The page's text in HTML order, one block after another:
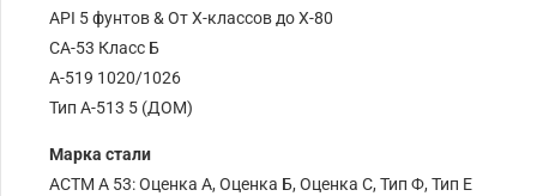
API 5 фунтов & От X-классов до X-80
СА-53 Класс Б
А-519 1020/1026
Тип А-513 5 (ДОМ)
Марка стали
АСТМ А 53: Оценка А, Оценка Б, Оценка С, Тип Ф, Тип Е